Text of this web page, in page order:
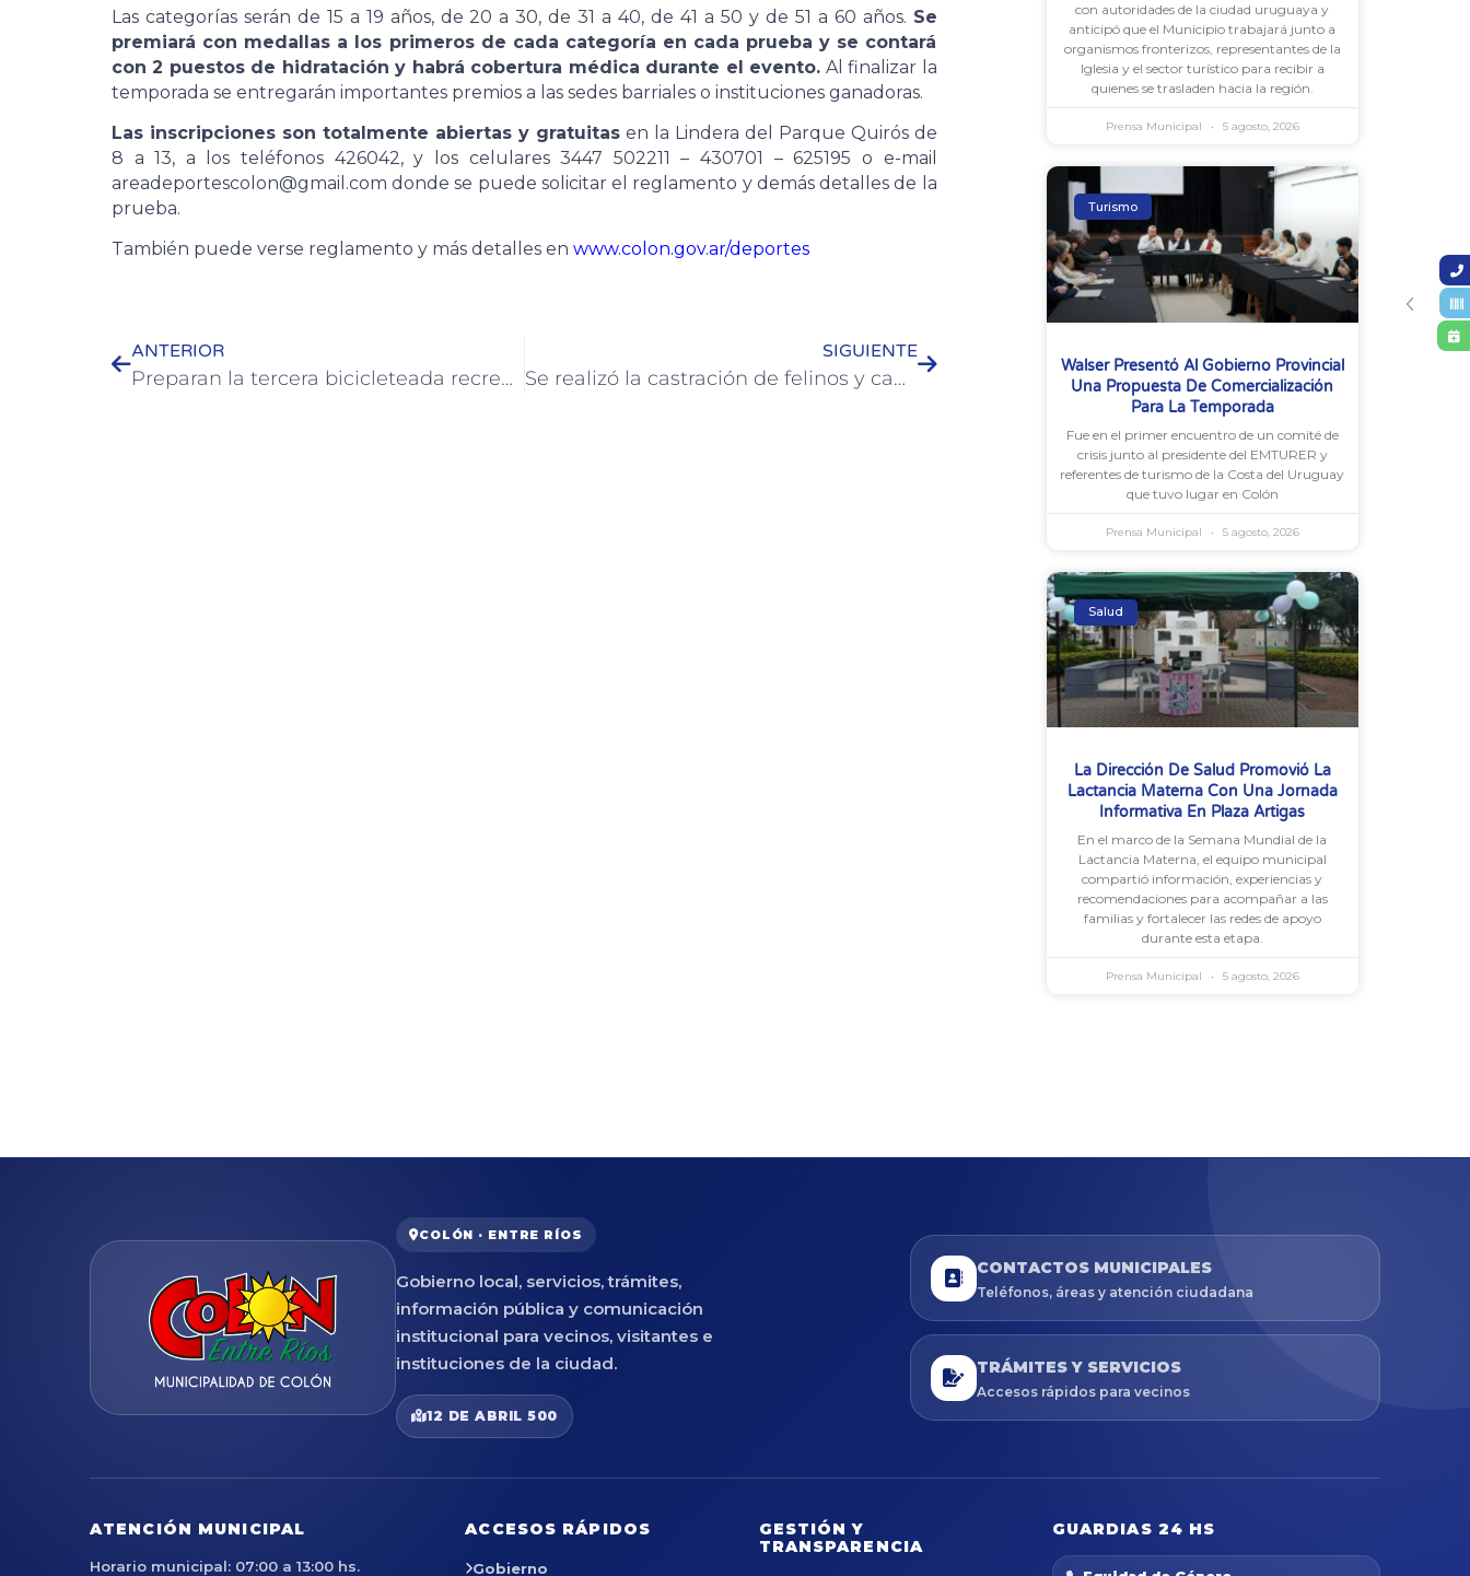
Las categorías serán de 15 a 19 años, de 20 a 30, de 31 a 40, de 41 a 50 y de 51 a 60 años. Se
premiará con medallas a los primeros de cada categoría en cada prueba y se contará
con 2 puestos de hidratación y habrá cobertura médica durante el evento. Al finalizar la
temporada se entregarán importantes premios a las sedes barriales o instituciones ganadoras.
Las inscripciones son totalmente abiertas y gratuitasen la Lindera del Parque Quirós de
8 a 13, a los teléfonos 426042, y los celulares 3447 502211 – 430701 – 625195 o e-mail
areadeportescolon@gmail.com donde se puede solicitar el reglamento y demás detalles de la
prueba.
También puede verse reglamento y más detalles en www.colon.gov.ar/deportes
ANTERIOR
Preparan la tercera bicicleteada recreativa por caminos vecinales de Colón
SIGUIENTE
Se realizó la castración de felinos y caninos en Colonia Hughes
con autoridades de la ciudad uruguaya y
anticipó que el Municipio trabajará junto a
organismos fronterizos, representantes de la
Iglesia y el sector turístico para recibir a
quienes se trasladen hacia la región.
Prensa Municipal 5 agosto, 2026
Turismo
Walser Presentó Al Gobierno Provincial
Una Propuesta De Comercialización
Para La Temporada
Fue en el primer encuentro de un comité de
crisis junto al presidente del EMTURER y
referentes de turismo de la Costa del Uruguay
que tuvo lugar en Colón
Prensa Municipal 5 agosto, 2026
Salud
La Dirección De Salud Promovió La
Lactancia Materna Con Una Jornada
Informativa En Plaza Artigas
En el marco de la Semana Mundial de la
Lactancia Materna, el equipo municipal
compartió información, experiencias y
recomendaciones para acompañar a las
familias y fortalecer las redes de apoyo
durante esta etapa.
Prensa Municipal 5 agosto, 2026
COLÓN · ENTRE RÍOS
Gobierno local, servicios, trámites,
información pública y comunicación
institucional para vecinos, visitantes e
instituciones de la ciudad.
12 DE ABRIL 500
CONTACTOS MUNICIPALES
Teléfonos, áreas y atención ciudadana
TRÁMITES Y SERVICIOS
Accesos rápidos para vecinos
ATENCIÓN MUNICIPAL
Horario municipal: 07:00 a 13:00 hs.
ACCESOS RÁPIDOS
Gobierno
GESTIÓN Y
TRANSPARENCIA
GUARDIAS 24 HS